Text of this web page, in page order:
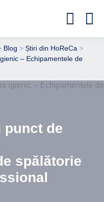
Blog > Știri din HoReCa >
– Echipamentele de
punct de
spălătorie